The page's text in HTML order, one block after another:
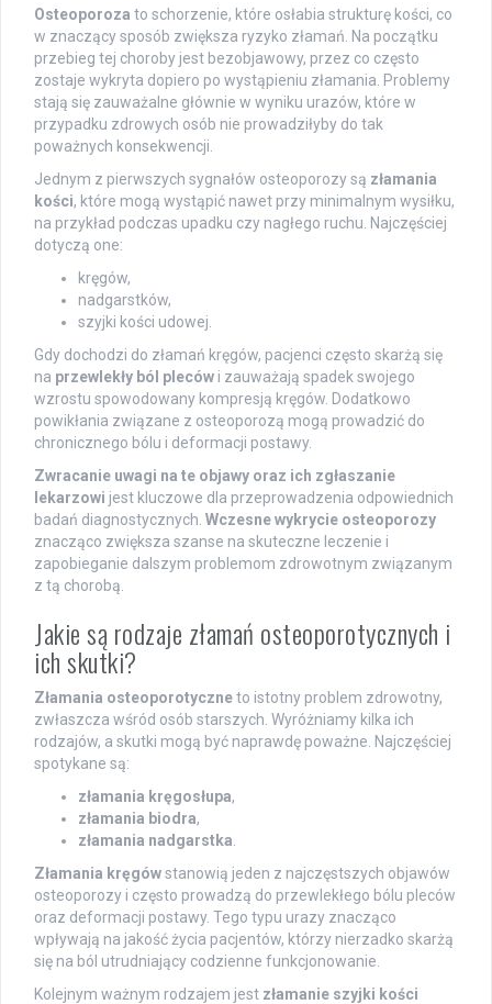
Osteoporoza to schorzenie, które osłabia strukturę kości, co
w znaczący sposób zwiększa ryzyko złamań. Na początku
przebieg tej choroby jest bezobjawowy, przez co często
zostaje wykryta dopiero po wystąpieniu złamania. Problemy
stają się zauważalne głównie w wyniku urazów, które w
przypadku zdrowych osób nie prowadziłyby do tak
poważnych konsekwencji.
Jednym z pierwszych sygnałów osteoporozy są złamania
kości, które mogą wystąpić nawet przy minimalnym wysiłku,
na przykład podczas upadku czy nagłego ruchu. Najczęściej
dotyczą one:
kręgów,
nadgarstków,
szyjki kości udowej.
Gdy dochodzi do złamań kręgów, pacjenci często skarżą się
na przewlekły ból pleców i zauważają spadek swojego
wzrostu spowodowany kompresją kręgów. Dodatkowo
powikłania związane z osteoporozą mogą prowadzić do
chronicznego bólu i deformacji postawy.
Zwracanie uwagi na te objawy oraz ich zgłaszanie
lekarzowi jest kluczowe dla przeprowadzenia odpowiednich
badań diagnostycznych. Wczesne wykrycie osteoporozy
znacząco zwiększa szanse na skuteczne leczenie i
zapobieganie dalszym problemom zdrowotnym związanym
z tą chorobą.
Jakie są rodzaje złamań osteoporotycznych i
ich skutki?
Złamania osteoporotyczneto istotny problem zdrowotny,
zwłaszcza wśród osób starszych. Wyróżniamy kilka ich
rodzajów, a skutki mogą być naprawdę poważne. Najczęściej
spotykane są:
złamania kręgosłupa,
złamania biodra,
złamania nadgarstka
Złamania kręgówstanowią jeden z najczęstszych objawów
osteoporozy i często prowadzą do przewlekłego bólu pleców
oraz deformacji postawy. Tego typu urazy znacząco
wpływają na jakość życia pacjentów, którzy nierzadko skarżą
się na ból utrudniający codzienne funkcjonowanie.
Kolejnym ważnym rodzajem jest złamanie szyjki kości